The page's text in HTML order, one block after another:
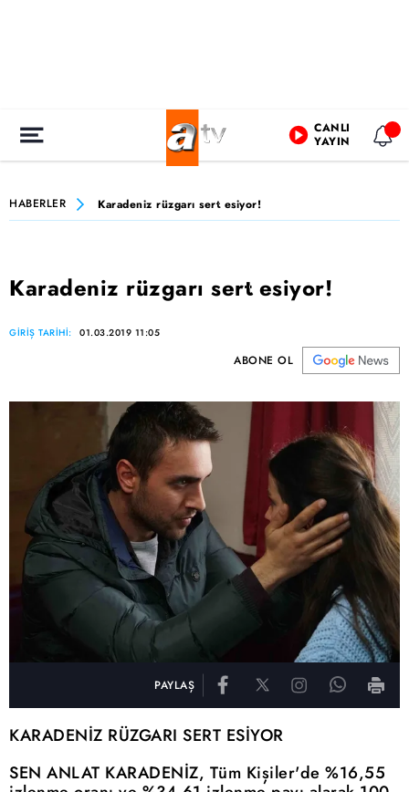
CANLI
YAYIN
HABERLER Karadeniz rüzgarı sert esiyor!
Karadeniz rüzgarı sert esiyor!
GİRİŞ TARİHİ: 01.03.2019 11:05
ABONE OL
PAYLAŞ
KARADENİZ RÜZGARI SERT ESİYOR
SEN ANLAT KARADENİZ, Tüm Kişiler'de %16,55